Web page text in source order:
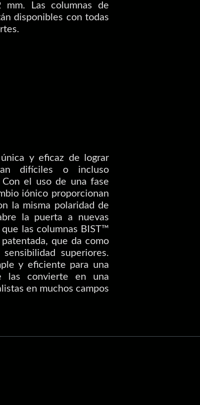
Las columnas de
disponibles con todas
y eficaz de lograr
difíciles o incluso
el uso de una fase
iónico proporcionan
la misma polaridad de
la puerta a nuevas
las columnas BIST™
que da como
superiores.
y eficiente para una
las convierte en una
en muchos campos